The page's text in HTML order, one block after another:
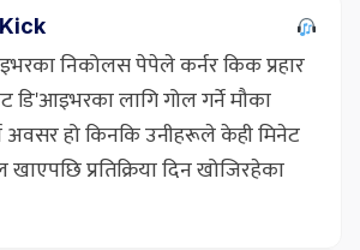
निकोलस पेपेले कर्नर किक प्रहार
डि'आइभरका लागि गोल गर्ने मौका
अवसर हो किनकि उनीहरूले केही मिनेट
खाएपछि प्रतिक्रिया दिन खोजिरहेका